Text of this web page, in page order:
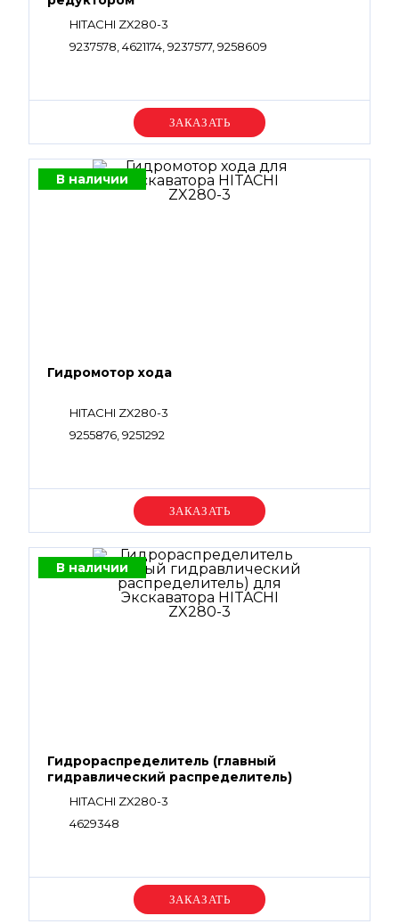
HITACHI ZX280-3
9237578, 4621174, 9237577, 9258609
Уточняйте цену
В наличии
Гидромотор хода
HITACHI ZX280-3
9255876, 9251292
Уточняйте цену
В наличии
Гидрораспределитель (главный
гидравлический распределитель)
HITACHI ZX280-3
4629348
Уточняйте цену